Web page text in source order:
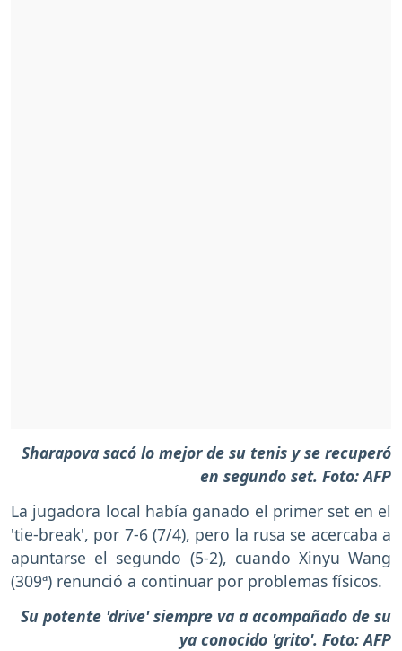
Sharapova sacó lo mejor de su tenis y se recuperó
en segundo set. Foto: AFP
La jugadora local había ganado el primer set en el
'tie-break', por 7-6 (7/4), pero la rusa se acercaba a
apuntarse el segundo (5-2), cuando Xinyu Wang
(309ª) renunció a continuar por problemas físicos.
Su potente 'drive' siempre va a acompañado de su
ya conocido 'grito'. Foto: AFP